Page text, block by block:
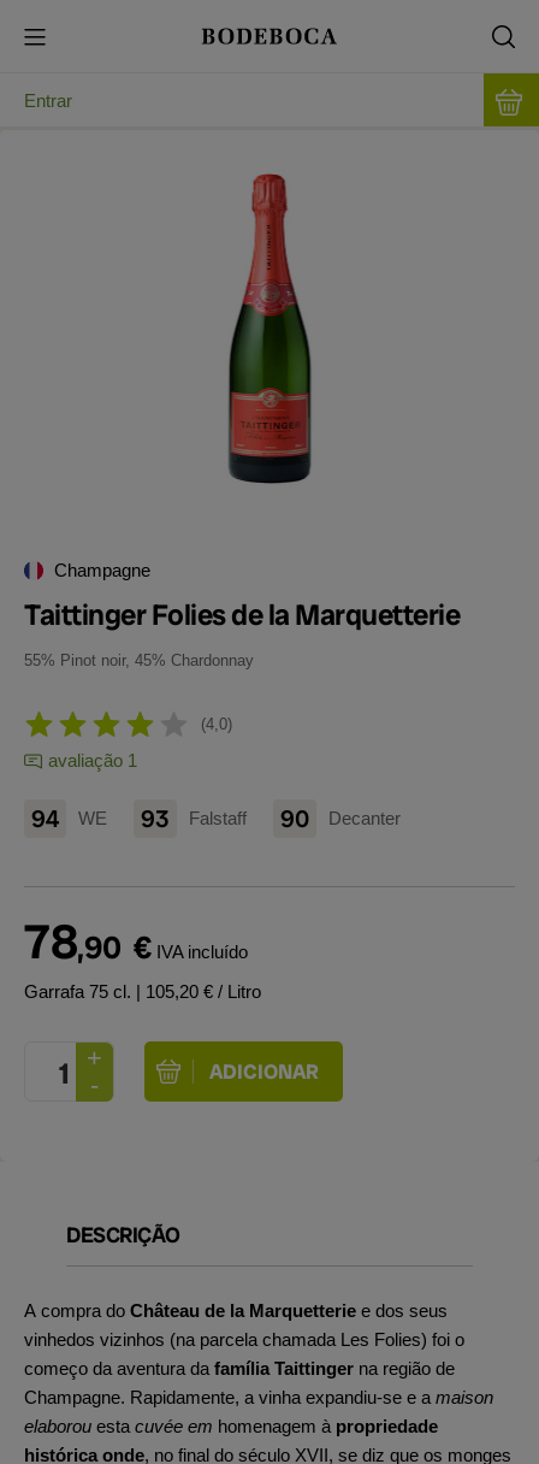
Entrar
Champagne
Taittinger Folies de la Marquetterie
55% Pinot noir, 45% Chardonnay
4,0
avaliação 1
94 WE 93 Falstaff 90 Decanter
78,90 € IVA incluído
Garrafa 75 cl. | 105,20 € / Litro
DESCRIÇÃO
A compra do Château de la Marquetterie e dos seus
vinhedos vizinhos (na parcela chamada Les Folies) foi o
começo da aventura da família Taittinger na região de
Champagne. Rapidamente, a vinha expandiu-se e a maison
elaborou esta cuvée em homenagem à propriedade
histórica onde, no final do século XVII, se diz que os monges